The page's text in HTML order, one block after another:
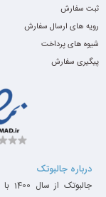
ثبت سفارش
رویه های ارسال سفارش
شیوه های پرداخت
پیگیری سفارش
درباره جالبوتک